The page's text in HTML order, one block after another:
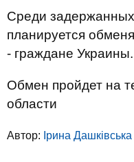
Среди
планируется
- граждане Украины.
Обмен пройдет на
области
Автор: Ірина Дашківська